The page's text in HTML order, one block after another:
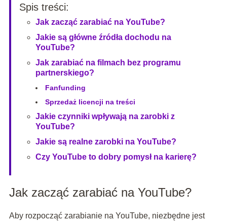
Spis treści:
Jak zacząć zarabiać na YouTube?
Jakie są główne źródła dochodu na
YouTube?
Jak zarabiać na filmach bez programu
partnerskiego?
Fanfunding
Sprzedaż licencji na treści
Jakie czynniki wpływają na zarobki z
YouTube?
Jakie są realne zarobki na YouTube?
Czy YouTube to dobry pomysł na karierę?
Jak zacząć zarabiać na YouTube?
Aby rozpocząć zarabianie na YouTube, niezbędne jest